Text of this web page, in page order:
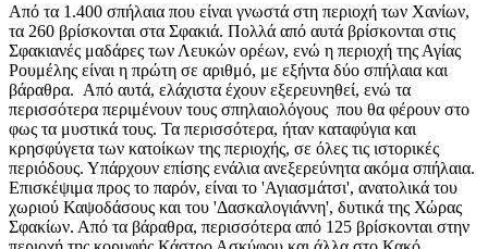
Από τα 1.400 σπήλαια που είναι γνωστά στη περιοχή των Χανίων,
τα 260 βρίσκονται στα Σφακιά. Πολλά από αυτά βρίσκονται στις
Σφακιανές μαδάρες των Λευκών ορέων, ενώ η περιοχή της Αγίας
Ρουμέλης είναι η πρώτη σε αριθμό, με εξήντα δύο σπήλαια και
βάραθρα. Από αυτά, ελάχιστα έχουν εξερευνηθεί, ενώ τα
περισσότερα περιμένουν τους σπηλαιολόγους που θα φέρουν στο
φως τα μυστικά τους. Τα περισσότερα, ήταν καταφύγια και
κρησφύγετα των κατοίκων της περιοχής, σε όλες τις ιστορικές
περιόδους. Υπάρχουν επίσης ενάλια ανεξερεύνητα ακόμα σπήλαια.
Επισκέψιμα προς το παρόν, είναι το 'Αγιασμάτσι', ανατολικά του
χωριού Καψοδάσους και του 'Δασκαλογιάννη', δυτικά της Χώρας
Σφακίων. Από τα βάραθρα, περισσότερα από 125 βρίσκονται στην